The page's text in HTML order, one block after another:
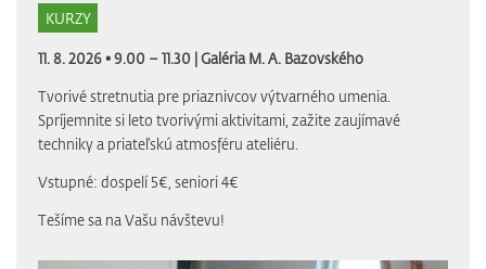
KURZY
11. 8. 2026 • 9.00 – 11.30 |Galéria M. A. Bazovského
Tvorivé stretnutia pre priaznivcov výtvarného umenia.
Spríjemnite si leto tvorivými aktivitami, zažite zaujímavé
techniky a priateľskú atmosféru ateliéru.
Vstupné: dospelí 5€, seniori 4€
Tešíme sa na Vašu návštevu!